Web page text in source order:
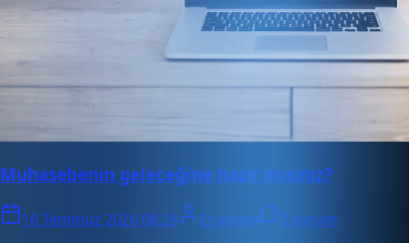
Muhasebenin geleceğine hazır mısınız?
16 Temmuz 2026 08:28 Enabase
0 yorum